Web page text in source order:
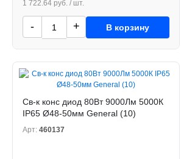
1 722.64 руб. / шт.
- + В корзину
Св-к конс диод 80Вт 9000Лм 5000К
IP65 Ø48-50мм General (10)
Арт: 460137